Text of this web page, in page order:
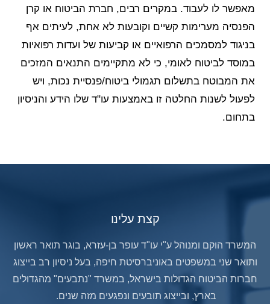
מאפשר לו לעבוד. במקרים רבים, חברת הביטוח או קרן
הפנסיה מערימות קשיים וקובעות לא אחת, לעיתים אף
בניגוד למסמכים הרפואיים או קביעות של ועדות רפואיות
במוסד לביטוח לאומי, כי לא מתקיימים התנאים המזכים
את המבוטח בתשלום תגמולי ביטוח/פנסיית נכות, ויש
לפעול לשנות החלטה זו באמצעות עו"ד שלו הידע והניסיון
בתחום.
קצת עלינו
המשרד הוקם ומנוהל ע"י עו"ד עופר בן-עזרא, בוגר תואר ראשון
ותואר שני במשפטים באוניברסיטת חיפה, בעל ניסיון רב בייצוג
חברות הביטוח הגדולות בישראל, במשרד "נתבעים" מהגדולים
בארץ, ובייצוג תובעים ונפגעים מזה שנים.